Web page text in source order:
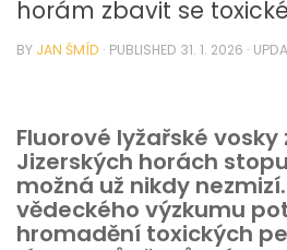
horám zbavit se
BY JAN ŠMÍD · PUBLISHED 31. 1. 2026 ·
Fluorové lyžařské
Jizerských horách
možná už nikdy
vědeckého výzkumu
hromadění toxických